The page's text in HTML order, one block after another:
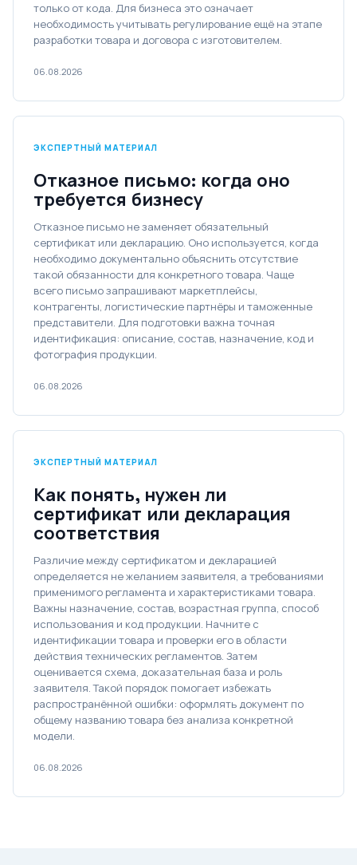
только от кода. Для бизнеса это означает
необходимость учитывать регулирование ещё на этапе
разработки товара и договора с изготовителем.
06.08.2026
ЭКСПЕРТНЫЙ МАТЕРИАЛ
Отказное письмо: когда оно
требуется бизнесу
Отказное письмо не заменяет обязательный
сертификат или декларацию. Оно используется, когда
необходимо документально объяснить отсутствие
такой обязанности для конкретного товара. Чаще
всего письмо запрашивают маркетплейсы,
контрагенты, логистические партнёры и таможенные
представители. Для подготовки важна точная
идентификация: описание, состав, назначение, код и
фотография продукции.
06.08.2026
ЭКСПЕРТНЫЙ МАТЕРИАЛ
Как понять, нужен ли
сертификат или декларация
соответствия
Различие между сертификатом и декларацией
определяется не желанием заявителя, а требованиями
применимого регламента и характеристиками товара.
Важны назначение, состав, возрастная группа, способ
использования и код продукции. Начните с
идентификации товара и проверки его в области
действия технических регламентов. Затем
оценивается схема, доказательная база и роль
заявителя. Такой порядок помогает избежать
распространённой ошибки: оформлять документ по
общему названию товара без анализа конкретной
модели.
06.08.2026